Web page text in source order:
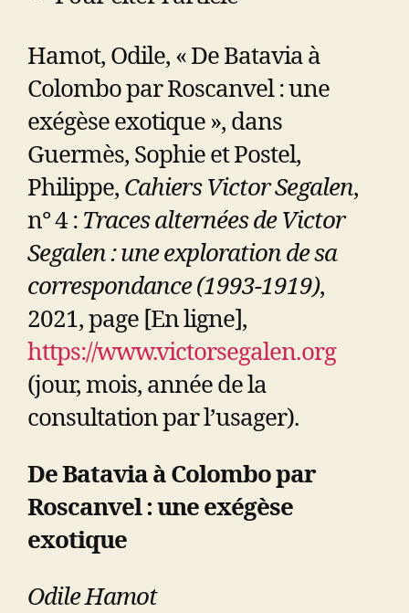
Hamot, Odile, « De Batavia à
Colombo par Roscanvel : une
exégèse exotique », dans
Guermès, Sophie et Postel,
Philippe, Cahiers Victor Segalen,
n° 4 : Traces alternées de Victor
Segalen : une exploration de sa
correspondance (1993-1919),
2021, page [En ligne],
https://www.victorsegalen.org
(jour, mois, année de la
consultation par l’usager).
De Batavia à Colombo par
Roscanvel : une exégèse
exotique
Odile Hamot